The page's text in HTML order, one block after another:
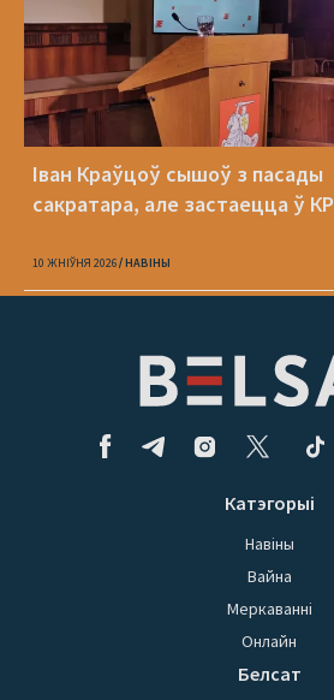
Іван Краўцоў сышоў з пасады
сакратара, але застаецца ў КР
10 ЖНІЎНЯ 2026 НАВІНЫ
Катэгорыі
Навіны
Вайна
Меркаванні
Онлайн
Белсат